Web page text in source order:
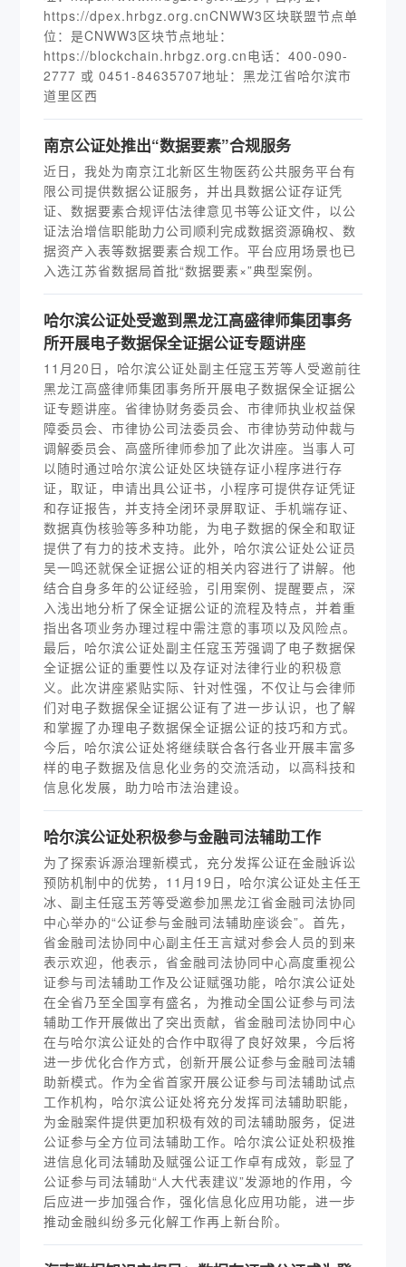
https://dpex.hrbgz.org.cnCNWW3区块联盟节点单
位：是CNWW3区块节点地址：
https://blockchain.hrbgz.org.cn电话：400-090-
2777 或 0451-84635707地址：黑龙江省哈尔滨市
道里区西
南京公证处推出“数据要素”合规服务
近日，我处为南京江北新区生物医药公共服务平台有
限公司提供数据公证服务，并出具数据公证存证凭
证、数据要素合规评估法律意见书等公证文件，以公
证法治增信职能助力公司顺利完成数据资源确权、数
据资产入表等数据要素合规工作。平台应用场景也已
入选江苏省数据局首批“数据要素×”典型案例。
哈尔滨公证处受邀到黑龙江高盛律师集团事务
所开展电子数据保全证据公证专题讲座
11月20日，哈尔滨公证处副主任寇玉芳等人受邀前往
黑龙江高盛律师集团事务所开展电子数据保全证据公
证专题讲座。省律协财务委员会、市律师执业权益保
障委员会、市律协公司法委员会、市律协劳动仲裁与
调解委员会、高盛所律师参加了此次讲座。当事人可
以随时通过哈尔滨公证处区块链存证小程序进行存
证，取证，申请出具公证书，小程序可提供存证凭证
和存证报告，并支持全闭环录屏取证、手机端存证、
数据真伪核验等多种功能，为电子数据的保全和取证
提供了有力的技术支持。此外，哈尔滨公证处公证员
吴一鸣还就保全证据公证的相关内容进行了讲解。他
结合自身多年的公证经验，引用案例、提醒要点，深
入浅出地分析了保全证据公证的流程及特点，并着重
指出各项业务办理过程中需注意的事项以及风险点。
最后，哈尔滨公证处副主任寇玉芳强调了电子数据保
全证据公证的重要性以及存证对法律行业的积极意
义。此次讲座紧贴实际、针对性强，不仅让与会律师
们对电子数据保全证据公证有了进一步认识，也了解
和掌握了办理电子数据保全证据公证的技巧和方式。
今后，哈尔滨公证处将继续联合各行各业开展丰富多
样的电子数据及信息化业务的交流活动，以高科技和
信息化发展，助力哈市法治建设。
哈尔滨公证处积极参与金融司法辅助工作
为了探索诉源治理新模式，充分发挥公证在金融诉讼
预防机制中的优势，11月19日，哈尔滨公证处主任王
冰、副主任寇玉芳等受邀参加黑龙江省金融司法协同
中心举办的“公证参与金融司法辅助座谈会”。首先，
省金融司法协同中心副主任王言斌对参会人员的到来
表示欢迎，他表示，省金融司法协同中心高度重视公
证参与司法辅助工作及公证赋强功能，哈尔滨公证处
在全省乃至全国享有盛名，为推动全国公证参与司法
辅助工作开展做出了突出贡献，省金融司法协同中心
在与哈尔滨公证处的合作中取得了良好效果，今后将
进一步优化合作方式，创新开展公证参与金融司法辅
助新模式。作为全省首家开展公证参与司法辅助试点
工作机构，哈尔滨公证处将充分发挥司法辅助职能，
为金融案件提供更加积极有效的司法辅助服务，促进
公证参与全方位司法辅助工作。哈尔滨公证处积极推
进信息化司法辅助及赋强公证工作卓有成效，彰显了
公证参与司法辅助“人大代表建议”发源地的作用，今
后应进一步加强合作，强化信息化应用功能，进一步
推动金融纠纷多元化解工作再上新台阶。